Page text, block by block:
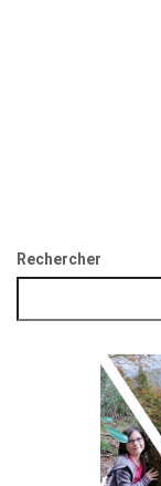
Rechercher